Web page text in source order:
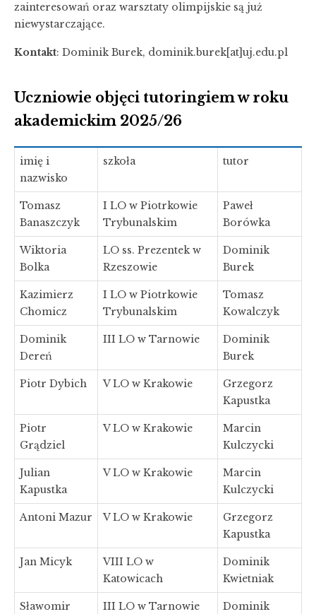
zainteresowań oraz warsztaty olimpijskie są już
niewystarczające.
Kontakt: Dominik Burek, dominik.burek[at]uj.edu.pl
Uczniowie objęci tutoringiem w roku
akademickim 2025/26
imię i
nazwisko
szkoła tutor
Tomasz
Banaszczyk
I LO w Piotrkowie
Trybunalskim
Paweł
Borówka
Wiktoria
Bolka
LO ss. Prezentek w
Rzeszowie
Dominik
Burek
Kazimierz
Chomicz
I LO w Piotrkowie
Trybunalskim
Tomasz
Kowalczyk
Dominik
Dereń
III LO w Tarnowie
Dominik
Burek
Piotr Dybich V LO w Krakowie
Grzegorz
Kapustka
Piotr
Grądziel
V LO w Krakowie
Marcin
Kulczycki
Julian
Kapustka
V LO w Krakowie
Marcin
Kulczycki
Antoni Mazur V LO w Krakowie
Grzegorz
Kapustka
Jan Micyk
VIII LO w
Katowicach
Dominik
Kwietniak
Sławomir
III LO w Tarnowie
Dominik